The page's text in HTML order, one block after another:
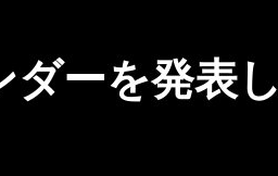
ダーを発表し